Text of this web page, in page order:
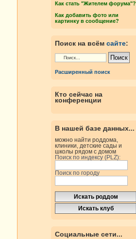
Как стать "Жителем форума"?
Как добавить фото или
картинку в сообщение?
Поиск на всём сайте:
Расширенный поиск
Кто сейчас на
конференции
В нашей базе данных...
можно найти роддома,
клиники, детские сады и
школы рядом с домом
Поиск по индексу (PLZ):
Поиск по городу
Социальные сети...